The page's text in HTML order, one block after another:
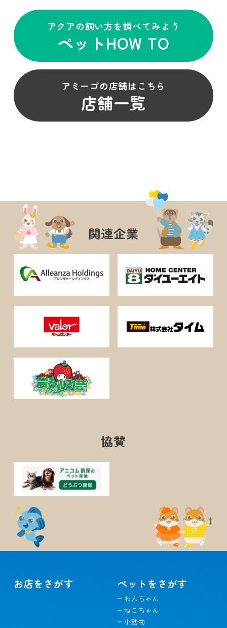
アクアの飼い方を調べてみよう
ペットHOW TO
アミーゴの店舗はこちら
店舗一覧
関連企業
協賛
お店をさがす ペットをさがす
わんちゃん
ねこちゃん
小動物